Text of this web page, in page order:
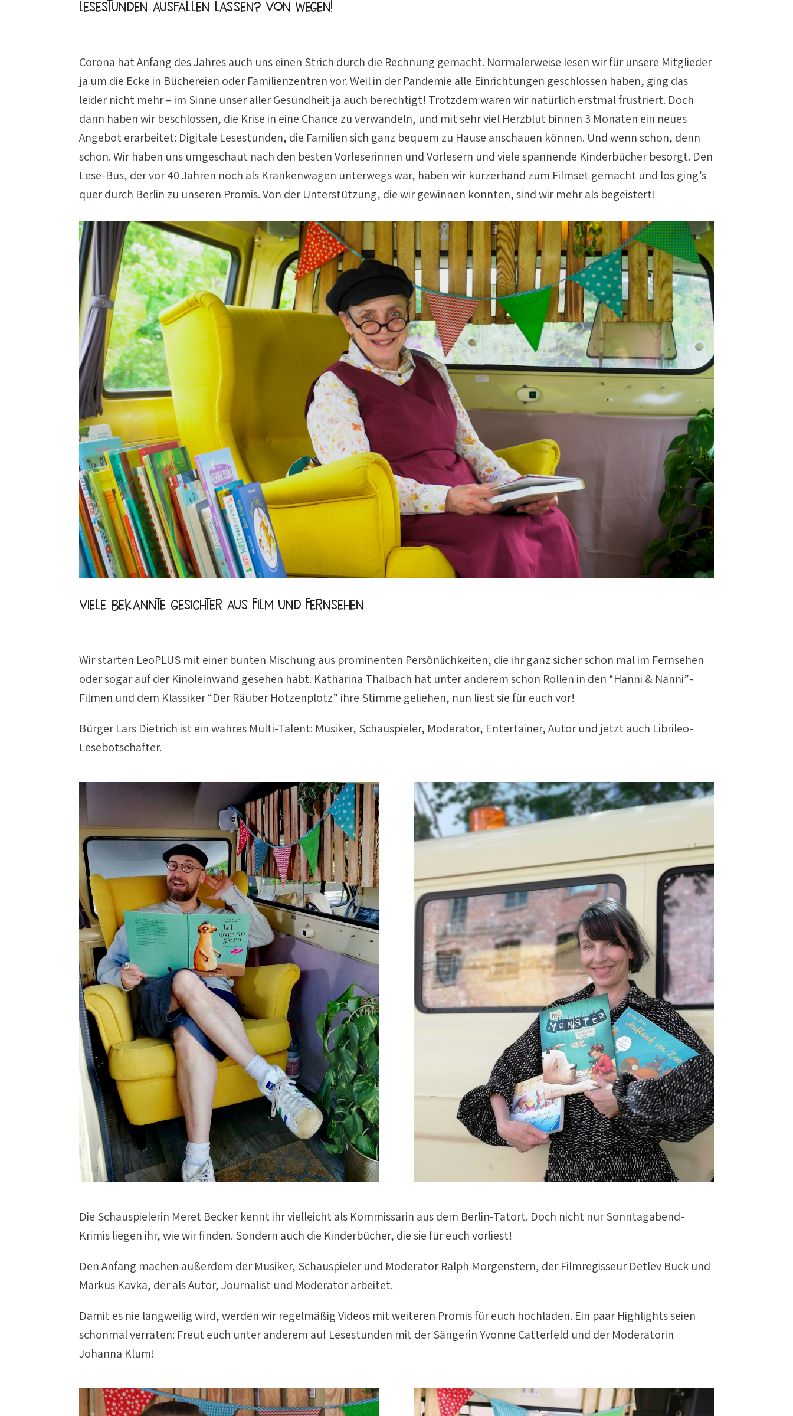
Lesestunden ausfallen lassen? Von wegen!
Corona hat Anfang des Jahres auch uns einen Strich durch die Rechnung gemacht. Normalerweise lesen wir für unsere Mitglieder
ja um die Ecke in Büchereien oder Familienzentren vor. Weil in der Pandemie alle Einrichtungen geschlossen haben, ging das
leider nicht mehr – im Sinne unser aller Gesundheit ja auch berechtigt! Trotzdem waren wir natürlich erstmal frustriert. Doch
dann haben wir beschlossen, die Krise in eine Chance zu verwandeln, und mit sehr viel Herzblut binnen 3 Monaten ein neues
Angebot erarbeitet: Digitale Lesestunden, die Familien sich ganz bequem zu Hause anschauen können. Und wenn schon, denn
schon. Wir haben uns umgeschaut nach den besten Vorleserinnen und Vorlesern und viele spannende Kinderbücher besorgt. Den
Lese-Bus, der vor 40 Jahren noch als Krankenwagen unterwegs war, haben wir kurzerhand zum Filmset gemacht und los ging’s
quer durch Berlin zu unseren Promis. Von der Unterstützung, die wir gewinnen konnten, sind wir mehr als begeistert!
Viele bekannte Gesichter aus Film und Fernsehen
Wir starten LeoPLUS mit einer bunten Mischung aus prominenten Persönlichkeiten, die ihr ganz sicher schon mal im Fernsehen
oder sogar auf der Kinoleinwand gesehen habt. Katharina Thalbach hat unter anderem schon Rollen in den “Hanni & Nanni”-
Filmen und dem Klassiker “Der Räuber Hotzenplotz” ihre Stimme geliehen, nun liest sie für euch vor!
Bürger Lars Dietrich ist ein wahres Multi-Talent: Musiker, Schauspieler, Moderator, Entertainer, Autor und jetzt auch Librileo-
Lesebotschafter.
Die Schauspielerin Meret Becker kennt ihr vielleicht als Kommissarin aus dem Berlin-Tatort. Doch nicht nur Sonntagabend-
Krimis liegen ihr, wie wir finden. Sondern auch die Kinderbücher, die sie für euch vorliest!
Den Anfang machen außerdem der Musiker, Schauspieler und Moderator Ralph Morgenstern, der Filmregisseur Detlev Buck und
Markus Kavka, der als Autor, Journalist und Moderator arbeitet.
Damit es nie langweilig wird, werden wir regelmäßig Videos mit weiteren Promis für euch hochladen. Ein paar Highlights seien
schonmal verraten: Freut euch unter anderem auf Lesestunden mit der Sängerin Yvonne Catterfeld und der Moderatorin
Johanna Klum!